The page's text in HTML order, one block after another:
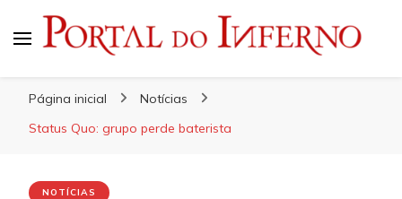
Página inicial
Notícias
Status Quo: grupo perde baterista
NOTÍCIAS